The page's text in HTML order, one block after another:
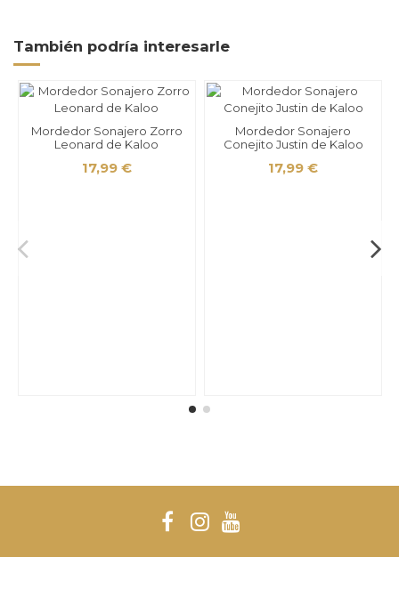
También podría interesarle
Mordedor Sonajero Zorro
Leonard de Kaloo
17,99 €
Mordedor Sonajero
Conejito Justin de Kaloo
17,99 €